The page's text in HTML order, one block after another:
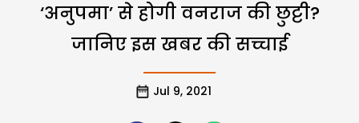
‘अनुपमा’ से होगी वनराज की छुट्टी?
जानिए इस खबर की सच्चाई
Jul 9, 2021